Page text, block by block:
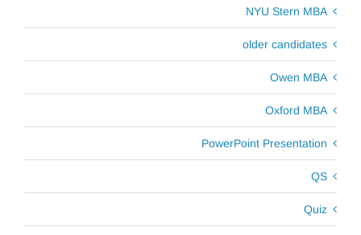
NYU Stern MBA
older candidates
Owen MBA
Oxford MBA
PowerPoint Presentation
QS
Quiz